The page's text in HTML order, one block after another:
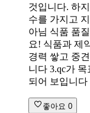
것입니다. 하
수를 가지고
아님 식품 품
요! 식품과 제
경력 쌓고 중
니다 3.qc가
되어 보입니다
좋아요 0